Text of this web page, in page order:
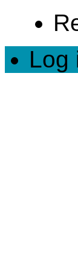
Log